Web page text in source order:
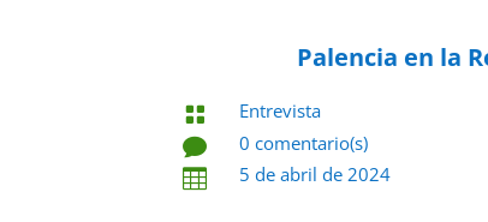
Palencia en la

Entrevista

0 comentario(s)

5 de abril de 2024